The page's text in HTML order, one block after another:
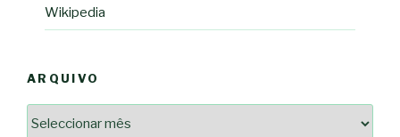
Wikipedia
ARQUIVO